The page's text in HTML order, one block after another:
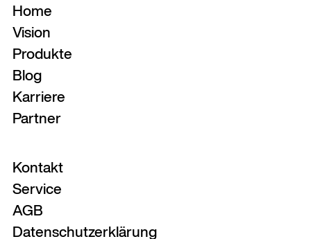
Home
Vision
Produkte
Blog
Karriere
Partner
Kontakt
Service
AGB
Datenschutzerklärung